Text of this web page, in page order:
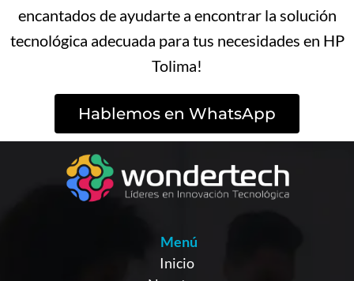
encantados de ayudarte a encontrar la solución
tecnológica adecuada para tus necesidades en HP
Tolima!
Hablemos en WhatsApp
Menú
Inicio